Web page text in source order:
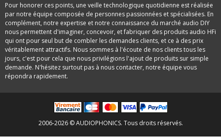
Pour honorer ces points, une veille technologique quotidienne est réalisée
par notre équipe composée de personnes passionnées et spécialisées. En
complément, notre expertise et notre connaissance du marché audio DIY
nous permettent d'imaginer, concevoir, et fabriquer des produits audio HFi
qui ont pour seul but de combler les demandes clients, et ce à des prix
véritablement attractifs. Nous sommes à l'écoute de nos clients tous les
jours, c'est pour cela que nous privilégions l'ajout de produits sur simple
demande. N'hésitez surtout pas à nous contacter, notre équipe vous
répondra rapidement.
2006-2026 © AUDIOPHONICS. Tous droits réservés.